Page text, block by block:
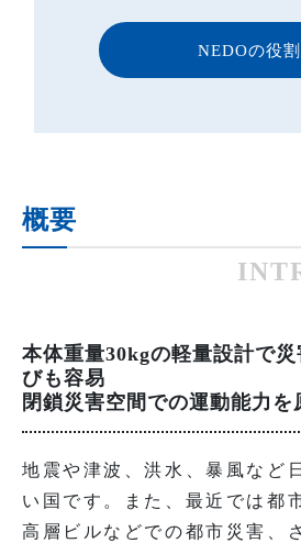
NEDOの役割
概要
本体重量30kgの軽量設計で
びも容易
閉鎖災害空間での運動能力
地震や津波、洪水、暴風など
い国です。また、最近では都
高層ビルなどでの都市災害、